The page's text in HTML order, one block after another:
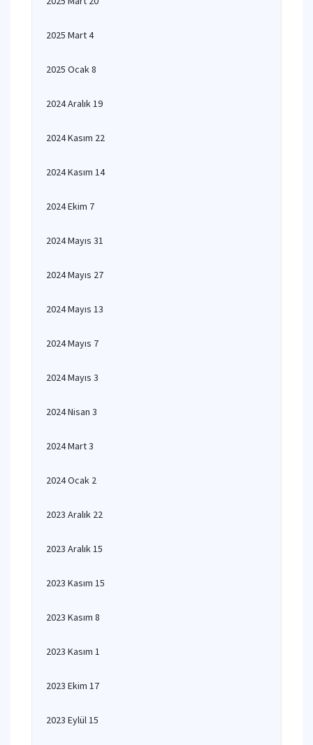
2025 Mart 4
2025 Ocak 8
2024 Aralık 19
2024 Kasım 22
2024 Kasım 14
2024 Ekim 7
2024 Mayıs 31
2024 Mayıs 27
2024 Mayıs 13
2024 Mayıs 7
2024 Mayıs 3
2024 Nisan 3
2024 Mart 3
2024 Ocak 2
2023 Aralık 22
2023 Aralık 15
2023 Kasım 15
2023 Kasım 8
2023 Kasım 1
2023 Ekim 17
2023 Eylül 15